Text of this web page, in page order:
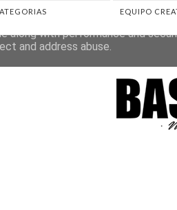
EQUIPO
from Google to deliver its
along with performance and
and address abuse.